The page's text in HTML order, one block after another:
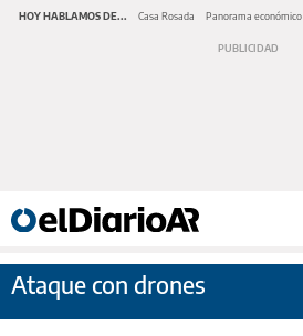
HOY HABLAMOS DE... Casa Rosada Panorama económico
Ataque con drones